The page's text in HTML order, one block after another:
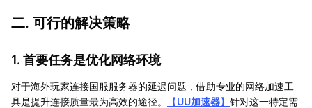
二. 可行的解决策略
1. 首要任务是优化网络环境
对于海外玩家连接国服服务器的延迟问题，借助专业的网络加速工
具是提升连接质量最为高效的途径。
【UU加速器】 针对这一特定需